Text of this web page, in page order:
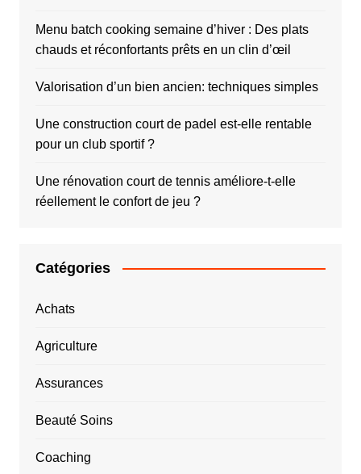
Menu batch cooking semaine d’hiver : Des plats
chauds et réconfortants prêts en un clin d’œil
Valorisation d’un bien ancien: techniques simples
Une construction court de padel est-elle rentable
pour un club sportif ?
Une rénovation court de tennis améliore-t-elle
réellement le confort de jeu ?
Catégories
Achats
Agriculture
Assurances
Beauté Soins
Coaching